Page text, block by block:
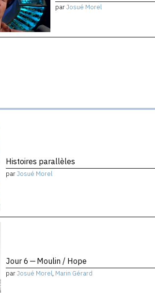
parJosué Morel
Histoires parallèles
parJosué Morel
Jour 6 — Moulin / Hope
parJosué Morel, Marin Gérard